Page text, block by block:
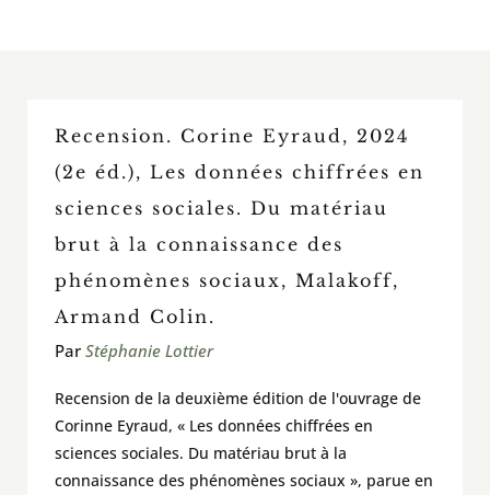
À propos
Pour contribuer
Rechercher:
Recension. Corine Eyraud, 2024
(2e éd.), Les données chiffrées en
sciences sociales. Du matériau
brut à la connaissance des
phénomènes sociaux, Malakoff,
Armand Colin.
Par Stéphanie Lottier
Recension de la deuxième édition de l'ouvrage de
Corinne Eyraud, « Les données chiffrées en
sciences sociales. Du matériau brut à la
connaissance des phénomènes sociaux », parue en